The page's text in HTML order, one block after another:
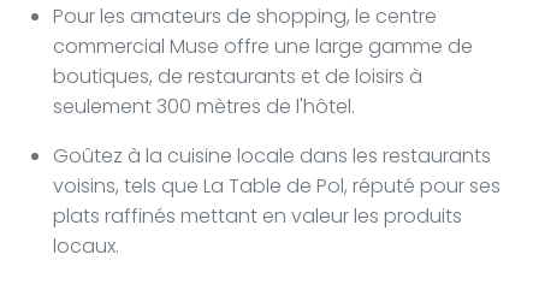
Pour les amateurs de shopping, le centre
commercial Muse offre une large gamme de
boutiques, de restaurants et de loisirs à
seulement 300 mètres de l'hôtel.
Goûtez à la cuisine locale dans les restaurants
voisins, tels que La Table de Pol, réputé pour ses
plats raffinés mettant en valeur les produits
locaux.